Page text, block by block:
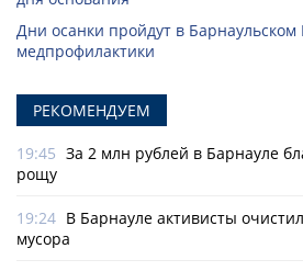
Дни осанки пройдут в Барнаульском
медпрофилактики
РЕКОМЕНДУЕМ
19:45 За 2 млн рублей в Барнауле
рощу
19:24 В Барнауле активисты
мусора